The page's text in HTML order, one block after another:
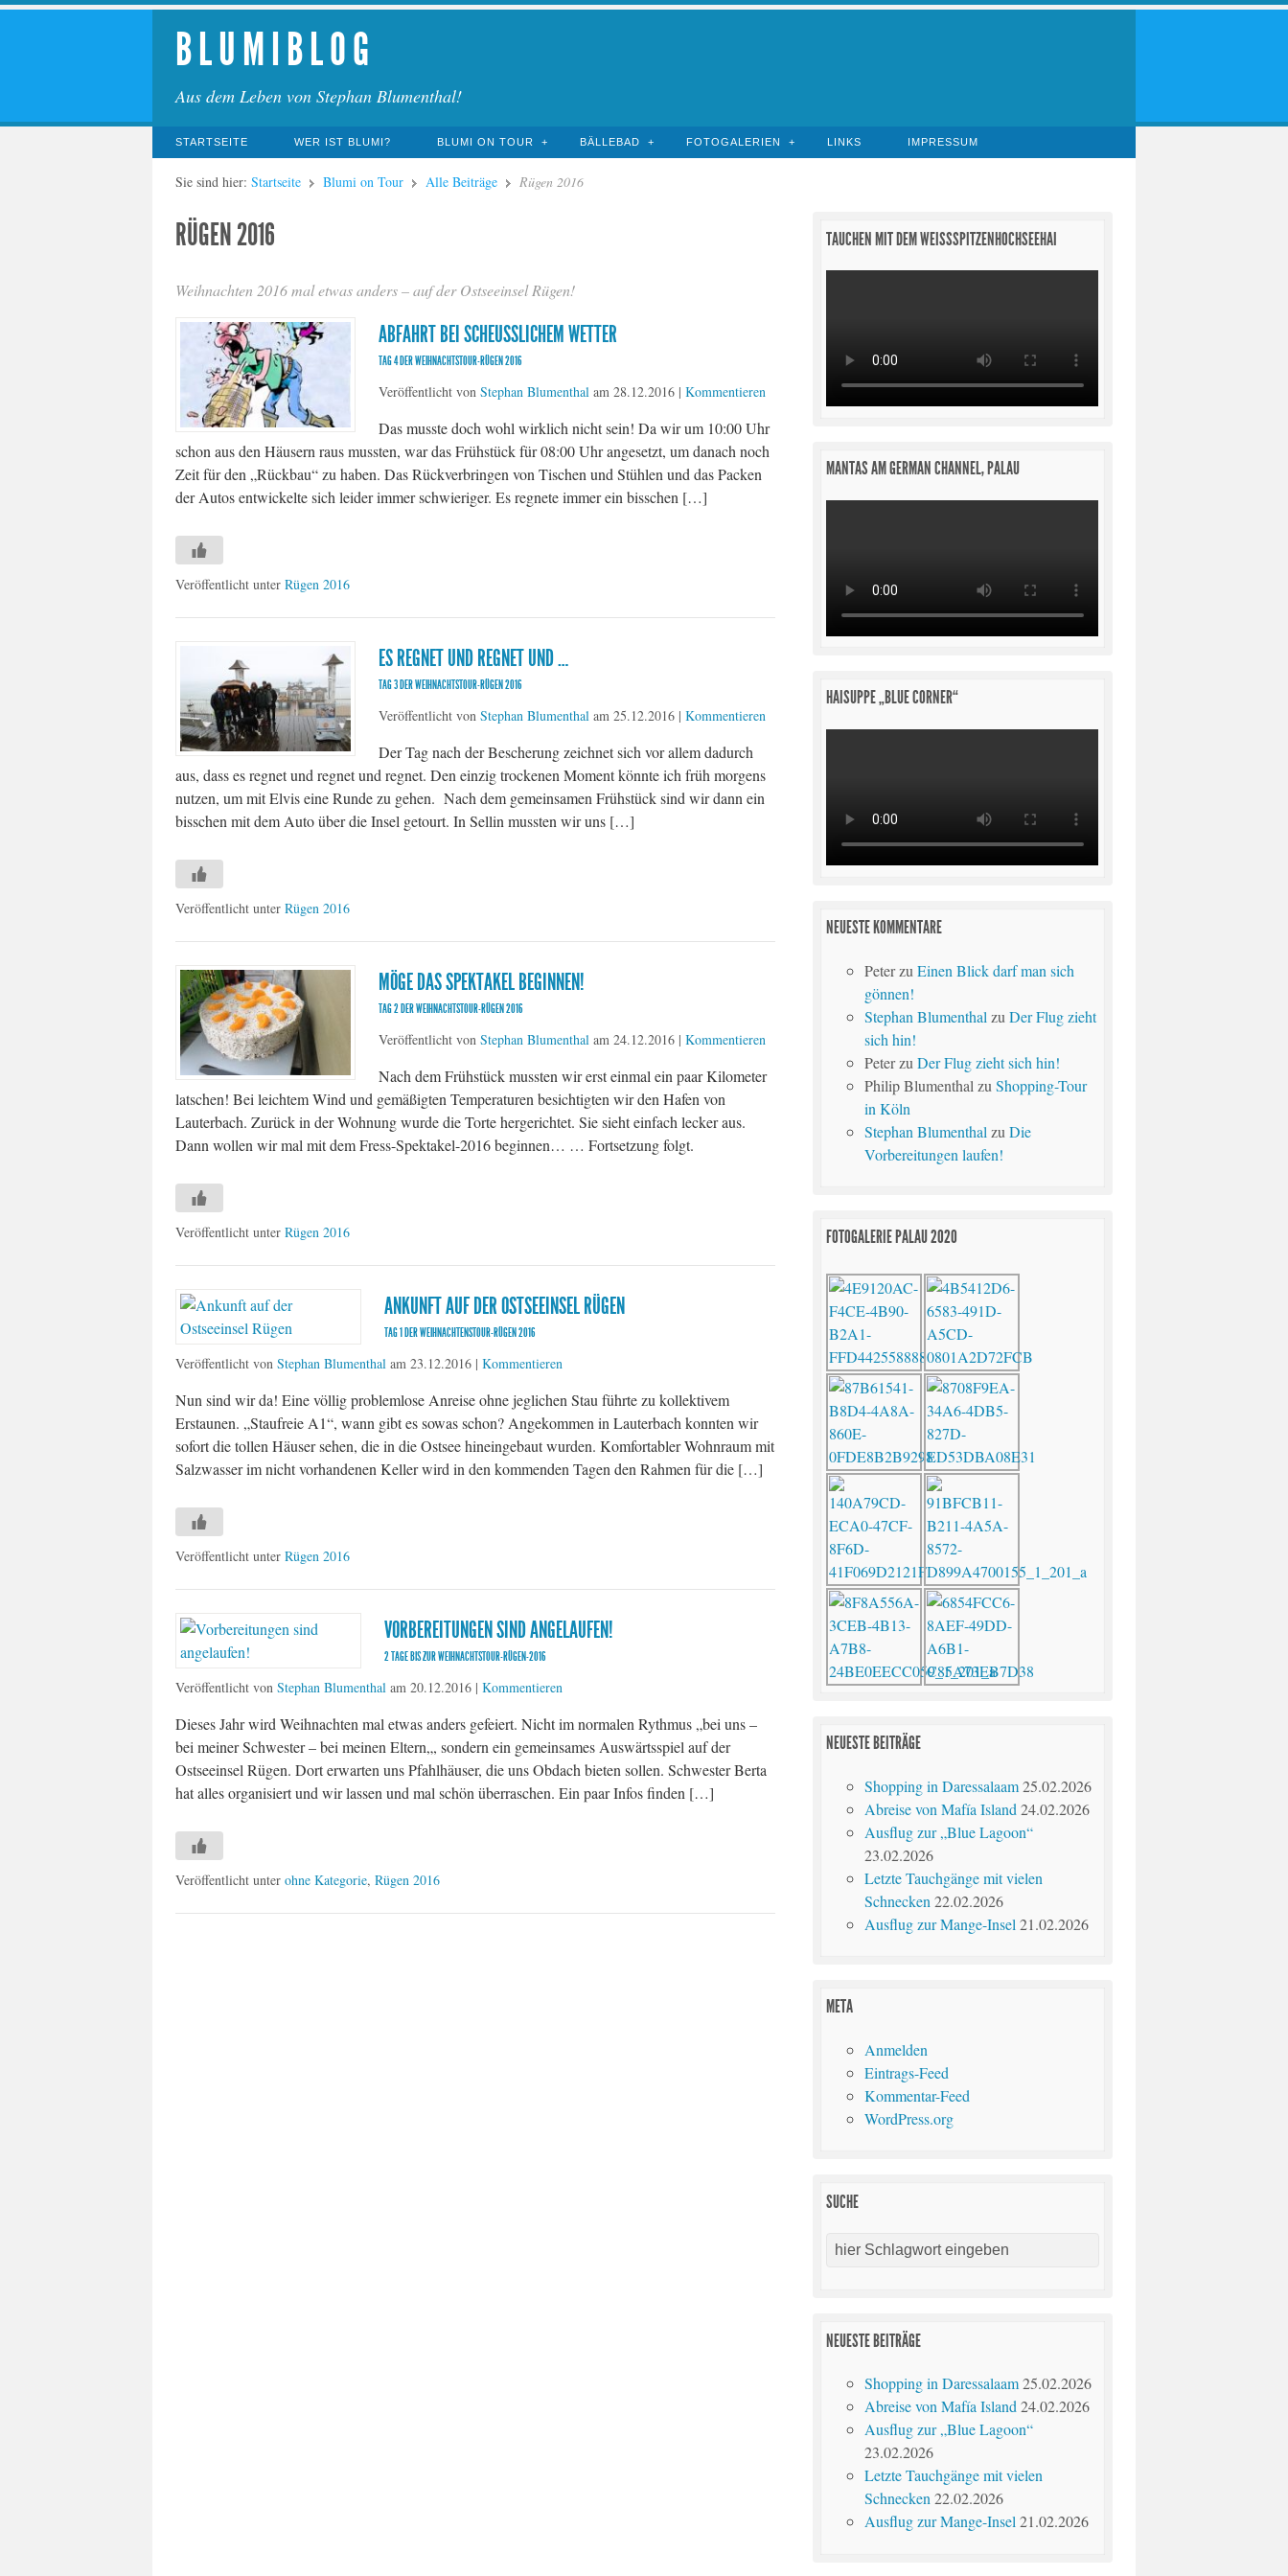
B L U M I B L O G
Aus dem Leben von Stephan Blumenthal!
STARTSEITE WER IST BLUMI? BLUMI ON TOUR BÄLLEBAD FOTOGALERIEN LINKS IMPRESSUM
Sie sind hier: Startseite Blumi on Tour Alle Beiträge Rügen 2016
RÜGEN 2016
Weihnachten 2016 mal etwas anders – auf der Ostseeinsel Rügen!
ABFAHRT BEI SCHEUSSLICHEM WETTER
TAG 4 DER WEIHNACHTSTOUR-RÜGEN 2016
Veröffentlicht von Stephan Blumenthal am 28.12.2016| Kommentieren
Das musste doch wohl wirklich nicht sein! Da wir um 10:00 Uhr
schon aus den Häusern raus mussten, war das Frühstück für 08:00 Uhr angesetzt, um danach noch
Zeit für den „Rückbau“ zu haben. Das Rückverbringen von Tischen und Stühlen und das Packen
der Autos entwickelte sich leider immer schwieriger. Es regnete immer ein bisschen […]
Veröffentlicht unter Rügen 2016
ES REGNET UND REGNET UND …
TAG 3 DER WEIHNACHTSTOUR-RÜGEN 2016
Veröffentlicht von Stephan Blumenthal am 25.12.2016| Kommentieren
Der Tag nach der Bescherung zeichnet sich vor allem dadurch
aus, dass es regnet und regnet und regnet. Den einzig trockenen Moment könnte ich früh morgens
nutzen, um mit Elvis eine Runde zu gehen. Nach dem gemeinsamen Frühstück sind wir dann ein
bisschen mit dem Auto über die Insel getourt. In Sellin mussten wir uns […]
Veröffentlicht unter Rügen 2016
MÖGE DAS SPEKTAKEL BEGINNEN!
TAG 2 DER WEIHNACHTSTOUR-RÜGEN 2016
Veröffentlicht von Stephan Blumenthal am 24.12.2016| Kommentieren
Nach dem Frühstück mussten wir erst einmal ein paar Kilometer
latschen! Bei leichtem Wind und gemäßigten Temperaturen besichtigten wir den Hafen von
Lauterbach. Zurück in der Wohnung wurde die Torte hergerichtet. Sie sieht einfach lecker aus.
Dann wollen wir mal mit dem Fress-Spektakel-2016 beginnen… … Fortsetzung folgt.
Veröffentlicht unter Rügen 2016
ANKUNFT AUF DER OSTSEEINSEL RÜGEN
TAG 1 DER WEIHNACHTENSTOUR-RÜGEN 2016
Veröffentlicht von Stephan Blumenthal am 23.12.2016| Kommentieren
Nun sind wir da! Eine völlig problemlose Anreise ohne jeglichen Stau führte zu kollektivem
Erstaunen. „Staufreie A1“, wann gibt es sowas schon? Angekommen in Lauterbach konnten wir
sofort die tollen Häuser sehen, die in die Ostsee hineingebaut wurden. Komfortabler Wohnraum mit
Salzwasser im nicht vorhandenen Keller wird in den kommenden Tagen den Rahmen für die […]
Veröffentlicht unter Rügen 2016
VORBEREITUNGEN SIND ANGELAUFEN!
2 TAGE BIS ZUR WEIHNACHTSTOUR-RÜGEN-2016
Veröffentlicht von Stephan Blumenthal am 20.12.2016| Kommentieren
Dieses Jahr wird Weihnachten mal etwas anders gefeiert. Nicht im normalen Rythmus „bei uns –
bei meiner Schwester – bei meinen Eltern„, sondern ein gemeinsames Auswärtsspiel auf der
Ostseeinsel Rügen. Dort erwarten uns Pfahlhäuser, die uns Obdach bieten sollen. Schwester Berta
hat alles organisiert und wir lassen und mal schön überraschen. Ein paar Infos finden […]
Veröffentlicht unter ohne Kategorie, Rügen 2016
TAUCHEN MIT DEM WEISSSPITZENHOCHSEEHAI
MANTAS AM GERMAN CHANNEL, PALAU
HAISUPPE „BLUE CORNER“
NEUESTE KOMMENTARE
PeterzuEinen Blick darf man sich
gönnen!
Stephan Blumenthal zuDer Flug zieht
sich hin!
PeterzuDer Flug zieht sich hin!
Philip Blumenthal zuShopping-Tour
in Köln
Stephan Blumenthal zuDie
Vorbereitungen laufen!
FOTOGALERIE PALAU 2020
NEUESTE BEITRÄGE
Shopping in Daressalaam 25.02.2026
Abreise von Mafía Island 24.02.2026
Ausflug zur „Blue Lagoon“
23.02.2026
Letzte Tauchgänge mit vielen
Schnecken 22.02.2026
Ausflug zur Mange-Insel 21.02.2026
META
Anmelden
Eintrags-Feed
Kommentar-Feed
WordPress.org
SUCHE
NEUESTE BEITRÄGE
Shopping in Daressalaam 25.02.2026
Abreise von Mafía Island 24.02.2026
Ausflug zur „Blue Lagoon“
23.02.2026
Letzte Tauchgänge mit vielen
Schnecken 22.02.2026
Ausflug zur Mange-Insel 21.02.2026